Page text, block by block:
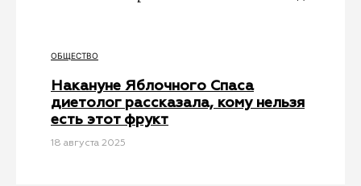
ОБЩЕСТВО
Накануне Яблочного Спаса
диетолог рассказала, кому нельзя
есть этот фрукт
18 августа 2025